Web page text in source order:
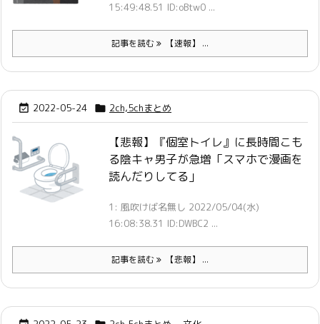
15:49:48.51 ID:oBtw0 ...
記事を読む 【速報】 ...
 2022-05-24  2ch,5chまとめ
【悲報】『個室トイレ』に長時間こも
る陰キャ男子が急増「スマホで漫画を
読んだりしてる」
1: 風吹けば名無し 2022/05/04(水)
16:08:38.31 ID:DWBC2 ...
記事を読む 【悲報】 ...